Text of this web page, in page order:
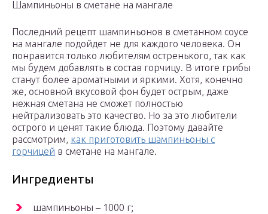
Шампиньоны в сметане на мангале
Последний рецепт шампиньонов в сметанном соусе
на мангале подойдет не для каждого человека. Он
понравится только любителям остренького, так как
мы будем добавлять в состав горчицу. В итоге грибы
станут более ароматными и яркими. Хотя, конечно
же, основной вкусовой фон будет острым, даже
нежная сметана не сможет полностью
нейтрализовать это качество. Но за это любители
острого и ценят такие блюда. Поэтому давайте
рассмотрим, как приготовить шампиньоны с
горчицей в сметане на мангале.
Ингредиенты
шампиньоны – 1000 г;